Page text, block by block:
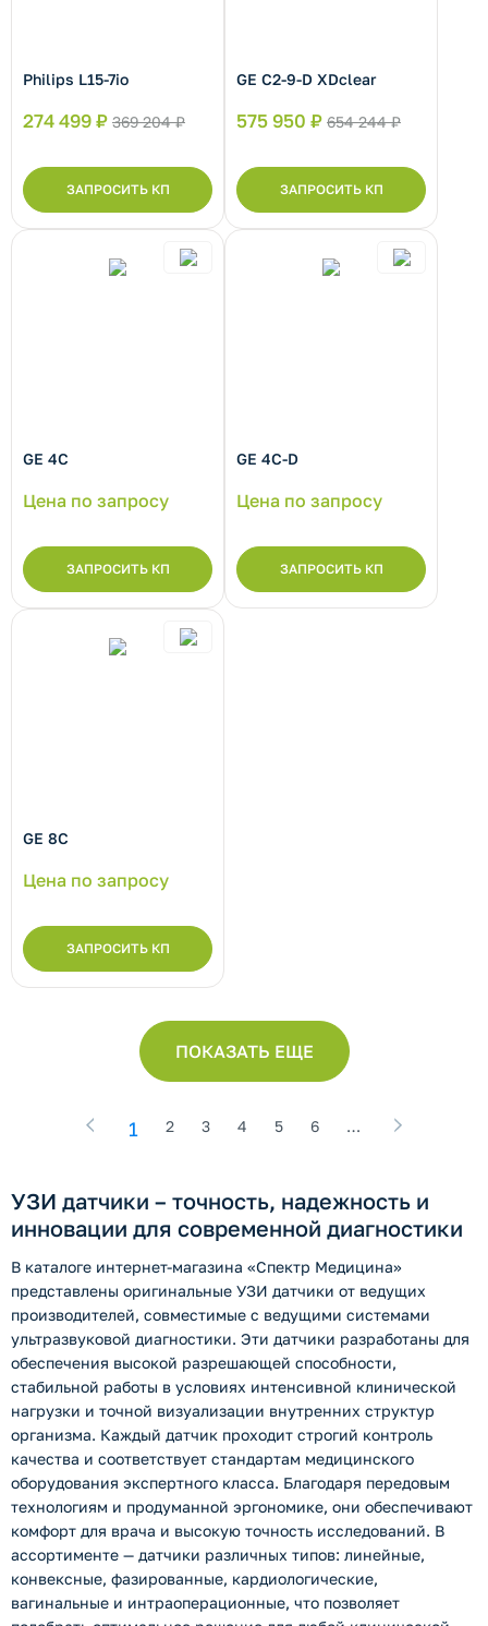
Philips L15-7io
274 499 ₽ 369 204 ₽
ЗАПРОСИТЬ КП
GE C2-9-D XDclear
575 950 ₽ 654 244 ₽
ЗАПРОСИТЬ КП
GE 4C
Цена по запросу
ЗАПРОСИТЬ КП
GE 4C-D
Цена по запросу
ЗАПРОСИТЬ КП
GE 8C
Цена по запросу
ЗАПРОСИТЬ КП
ПОКАЗАТЬ ЕЩЕ
1 2 3 4 5 6 …
УЗИ датчики – точность, надежность и
инновации для современной диагностики
В каталоге интернет-магазина «Спектр Медицина»
представлены оригинальные УЗИ датчики от ведущих
производителей, совместимые с ведущими системами
ультразвуковой диагностики. Эти датчики разработаны для
обеспечения высокой разрешающей способности,
стабильной работы в условиях интенсивной клинической
нагрузки и точной визуализации внутренних структур
организма. Каждый датчик проходит строгий контроль
качества и соответствует стандартам медицинского
оборудования экспертного класса. Благодаря передовым
технологиям и продуманной эргономике, они обеспечивают
комфорт для врача и высокую точность исследований. В
ассортименте — датчики различных типов: линейные,
конвексные, фазированные, кардиологические,
вагинальные и интраоперационные, что позволяет